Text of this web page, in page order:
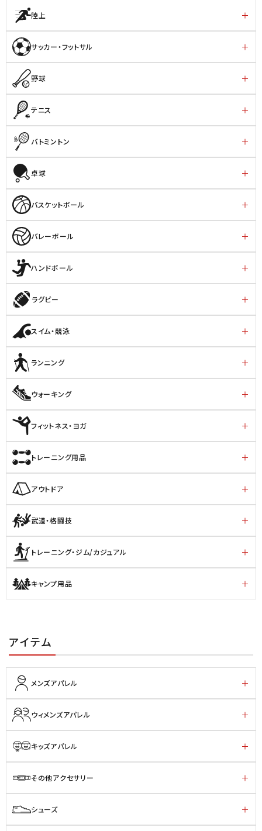
陸上
サッカー・フットサル
野球
テニス
バトミントン
卓球
バスケットボール
バレーボール
ハンドボール
ラグビー
スイム・競泳
ランニング
ウォーキング
フィットネス・ヨガ
トレーニング用品
アウトドア
武道・格闘技
トレーニング・ジム/カジュアル
キャンプ用品
アイテム
メンズアパレル
ウィメンズアパレル
キッズアパレル
その他アクセサリー
シューズ